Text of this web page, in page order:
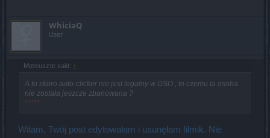
WhiciaQ
User
Mατeυszτe said: ↑
A to skoro auto-clicker nie jest legalny w DSO , to czemu ta osoba
nie została jeszcze zbanowana ?
*****
Witam, Twój post edytowałam i usunęłam filmik. Nie